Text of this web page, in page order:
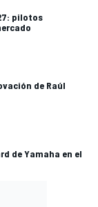
pilotos
de Raúl
de Yamaha en el